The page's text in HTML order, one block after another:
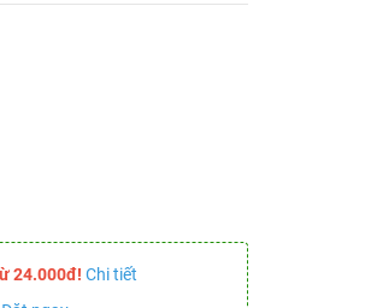
24.000đ! Chi tiết